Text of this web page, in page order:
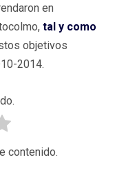
en
tal y como
objetivos
2014.
contenido.